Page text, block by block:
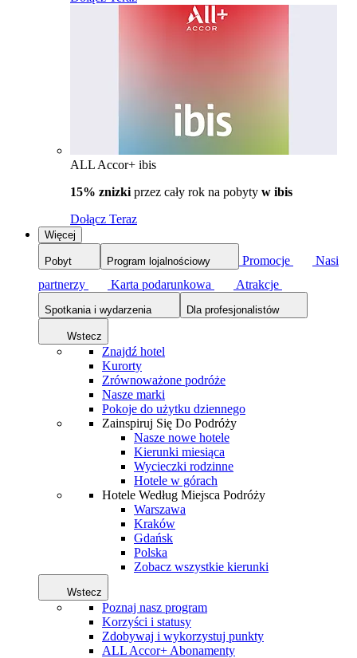
ALL Accor+ ibis
15% znizki przez cały rok na pobyty w ibis
Dołącz Teraz
Więcej
Pobyt Program lojalnościowy Promocje
Nasi
partnerzy
Karta podarunkowa Atrakcje
Spotkania i wydarzenia Dla profesjonalistów
Wstecz
Znajdź hotel
Kurorty
Zrównoważone podróże
Nasze marki
Pokoje do użytku dziennego
Zainspiruj Się Do Podróży
Nasze nowe hotele
Kierunki miesiąca
Wycieczki rodzinne
Hotele w górach
Hotele Według Miejsca Podróży
Warszawa
Kraków
Gdańsk
Polska
Zobacz wszystkie kierunki
Wstecz
Poznaj nasz program
Korzyści i statusy
Zdobywaj i wykorzystuj punkty
ALL Accor+ Abonamenty